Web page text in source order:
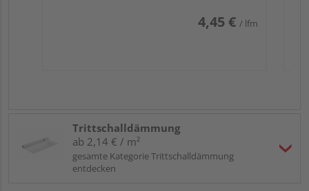
4,45 € / lfm
Trittschalldämmung
ab 2,14 € / m²
gesamte Kategorie Trittschalldämmung
entdecken